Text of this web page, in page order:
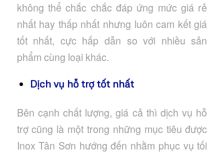
không thể chắc chắc đáp ứng mức giá rẻ
nhất hay thấp nhất nhưng luôn cam kết giá
tốt nhất, cực hấp dẫn so với nhiều sản
phẩm cùng loại khác.
Dịch vụ hỗ trợ tốt nhất
Bên cạnh chất lượng, giá cả thì dịch vụ hỗ
trợ cũng là một trong những mục tiêu được
Inox Tân Sơn hướng đến nhằm phục vụ tối